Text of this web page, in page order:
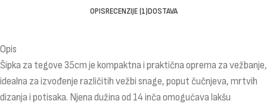
OPISRECENZIJE (1)DOSTAVA
Opis
Šipka za tegove 35cm je kompaktna i praktična oprema za vežbanje,
idealna za izvođenje različitih vežbi snage, poput čučnjeva, mrtvih
dizanja i potisaka. Njena dužina od 14 inča omogućava lakšu